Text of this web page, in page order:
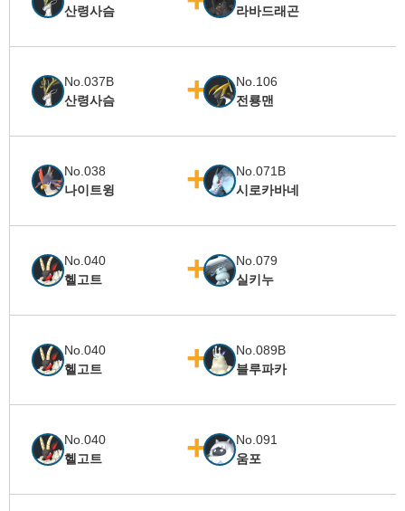
산령사슴 라바드래곤
No.037B
산령사슴
No.106
전룡맨
No.038
나이트윙
No.071B
시로카바네
No.040
헬고트
No.079
실키누
No.040
헬고트
No.089B
블루파카
No.040
헬고트
No.091
움포